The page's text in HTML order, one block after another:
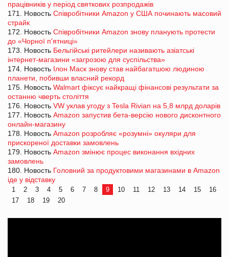
працівників у період святкових розпродажів
171. Новость Співробітники Amazon у США починають масовий
страйк
172. Новость Співробітники Amazon знову планують протести
до «Чорної п'ятниці»
173. Новость Бельгійські ритейлери називають азіатські
інтернет-магазини «загрозою для суспільства»
174. Новость Ілон Маск знову став найбагатшою людиною
планети, побивши власний рекорд
175. Новость Walmart фіксує найкращі фінансові результати за
останню чверть століття
176. Новость VW уклав угоду з Tesla Rivian на 5,8 млрд доларів
177. Новость Amazon запустив бета-версію нового дисконтного
онлайн-магазину
178. Новость Amazon розробляє «розумні» окуляри для
прискореної доставки замовлень
179. Новость Amazon змінює процес виконання вхідних
замовлень
180. Новость Головний за продуктовими магазинами в Amazon
іде у відставку
1 2 3 4 5 6 7 8 9 10 11 12 13 14 15
16
17
18 19 20